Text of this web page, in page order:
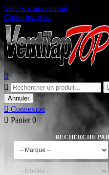
Skip to main content
Contactez-nous


Annuler
 Connexion
 Panier 0
RECHERCHE